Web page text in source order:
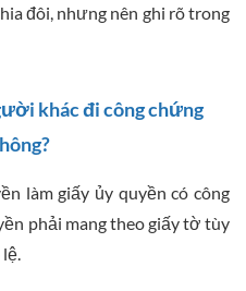
đôi, nhưng nên ghi rõ trong
khác đi công chứng
làm giấy ủy quyền có công
phải mang theo giấy tờ tùy